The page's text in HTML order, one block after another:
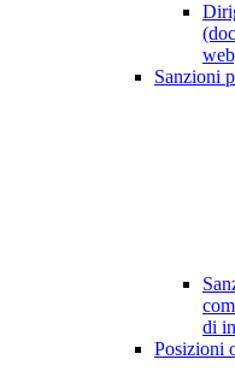
Sanzioni
di
Posizioni